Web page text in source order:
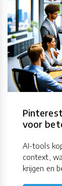
voor
AI-tools
context,
krijgen en